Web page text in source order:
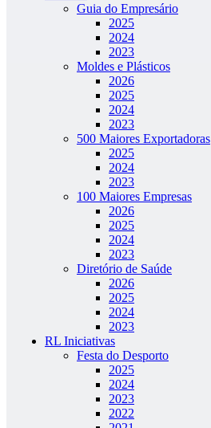
Guia do Empresário
2025
2024
2023
Moldes e Plásticos
2026
2025
2024
2023
500 Maiores Exportadoras
2025
2024
2023
100 Maiores Empresas
2026
2025
2024
2023
Diretório de Saúde
2026
2025
2024
2023
RL Iniciativas
Festa do Desporto
2025
2024
2023
2022